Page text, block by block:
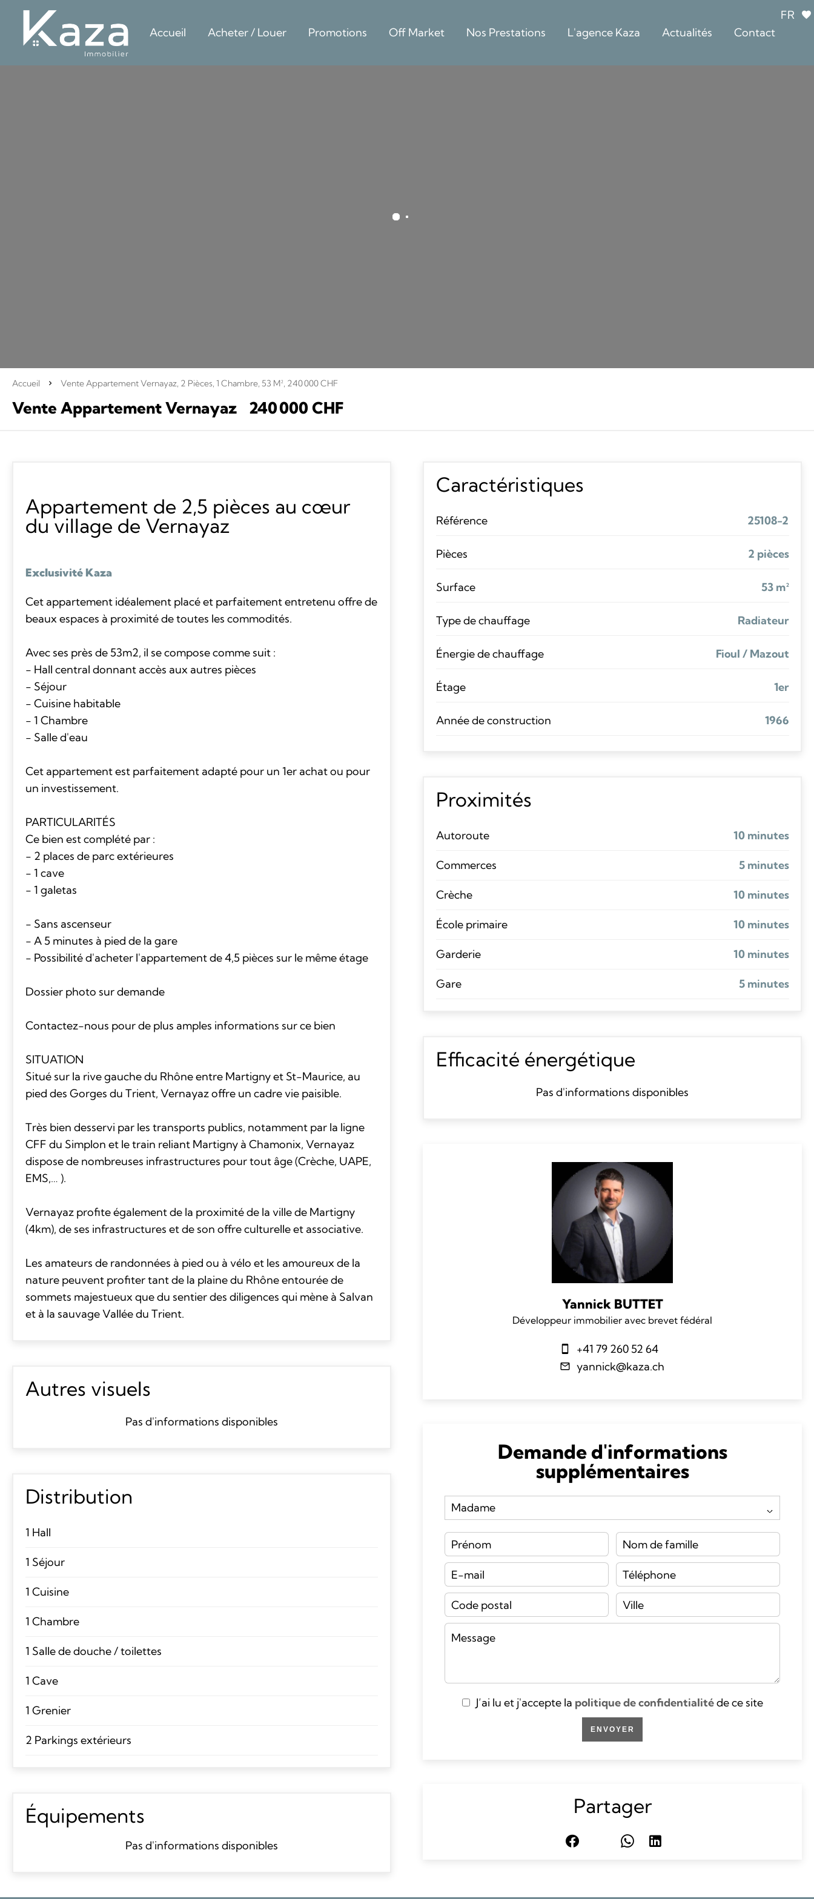
FR
Accueil
Acheter / Louer Promotions Off Market Nos Prestations L'agence Kaza Actualités Contact
Accueil Vente Appartement Vernayaz, 2 Pièces, 1 Chambre, 53 M², 240 000 CHF
Vente Appartement Vernayaz 240 000 CHF
Appartement de 2,5 pièces au cœur
du village de Vernayaz
Exclusivité Kaza
Cet appartement idéalement placé et parfaitement entretenu offre de
beaux espaces à proximité de toutes les commodités.
Avec ses près de 53m2, il se compose comme suit :
- Hall central donnant accès aux autres pièces
- Séjour
- Cuisine habitable
- 1 Chambre
- Salle d'eau
Cet appartement est parfaitement adapté pour un 1er achat ou pour
un investissement.
PARTICULARITÉS
Ce bien est complété par :
- 2 places de parc extérieures
- 1 cave
- 1 galetas
- Sans ascenseur
- A 5 minutes à pied de la gare
- Possibilité d'acheter l'appartement de 4,5 pièces sur le même étage
Dossier photo sur demande
Contactez-nous pour de plus amples informations sur ce bien
SITUATION
Situé sur la rive gauche du Rhône entre Martigny et St-Maurice, au
pied des Gorges du Trient, Vernayaz offre un cadre vie paisible.
Très bien desservi par les transports publics, notamment par la ligne
CFF du Simplon et le train reliant Martigny à Chamonix, Vernayaz
dispose de nombreuses infrastructures pour tout âge (Crèche, UAPE,
EMS,… ).
Vernayaz profite également de la proximité de la ville de Martigny
(4km), de ses infrastructures et de son offre culturelle et associative.
Les amateurs de randonnées à pied ou à vélo et les amoureux de la
nature peuvent profiter tant de la plaine du Rhône entourée de
sommets majestueux que du sentier des diligences qui mène à Salvan
et à la sauvage Vallée du Trient.
Autres visuels
Pas d'informations disponibles
Distribution
1 Hall
1 Séjour
1 Cuisine
1 Chambre
1 Salle de douche / toilettes
1 Cave
1 Grenier
2 Parkings extérieurs
Équipements
Pas d'informations disponibles
Caractéristiques
Référence 25108-2
Pièces 2 pièces
Surface 53 m²
Type de chauffage Radiateur
Énergie de chauffage Fioul / Mazout
Étage 1er
Année de construction 1966
Proximités
Autoroute 10 minutes
Commerces 5 minutes
Crèche 10 minutes
École primaire 10 minutes
Garderie 10 minutes
Gare 5 minutes
Efficacité énergétique
Pas d'informations disponibles
Yannick BUTTET
Développeur immobilier avec brevet fédéral
+41 79 260 52 64
yannick@kaza.ch
Demande d'informations
supplémentaires
J’ai lu et j'accepte la politique de confidentialitéde ce site
ENVOYER
Partager